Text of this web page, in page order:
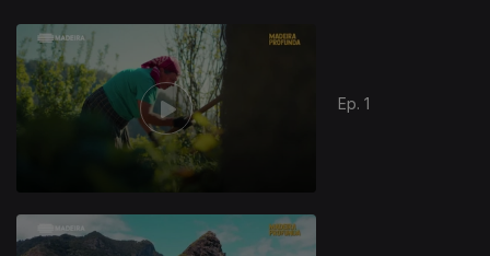
Ep. 1